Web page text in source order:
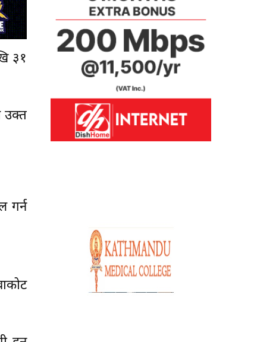
३१
उक्त
गर्न